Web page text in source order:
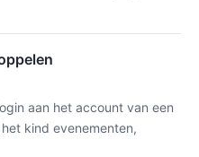
aan het account van een
kind evenementen,